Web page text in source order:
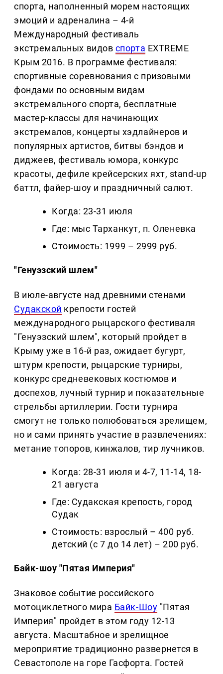
спорта, наполненный морем настоящих
эмоций и адреналина – 4-й
Международный фестиваль
экстремальных видов спорта EXTREME
Крым 2016. В программе фестиваля:
спортивные соревнования с призовыми
фондами по основным видам
экстремального спорта, бесплатные
мастер-классы для начинающих
экстремалов, концерты хэдлайнеров и
популярных артистов, битвы бэндов и
диджеев, фестиваль юмора, конкурс
красоты, дефиле крейсерских яхт, stand-up
баттл, файер-шоу и праздничный салют.
Когда: 23-31 июля
Где: мыс Тарханкут, п. Оленевка
Стоимость: 1999 – 2999 руб.
"Генуэзский шлем"
В июле-августе над древними стенами
Судакской крепости гостей
международного рыцарского фестиваля
"Генуэзский шлем", который пройдет в
Крыму уже в 16-й раз, ожидает бугурт,
штурм крепости, рыцарские турниры,
конкурс средневековых костюмов и
доспехов, лучный турнир и показательные
стрельбы артиллерии. Гости турнира
смогут не только полюбоваться зрелищем,
но и сами принять участие в развлечениях:
метание топоров, кинжалов, тир лучников.
Когда: 28-31 июля и 4-7, 11-14, 18-
21 августа
Где: Судакская крепость, город
Судак
Стоимость: взрослый – 400 руб.
детский (с 7 до 14 лет) – 200 руб.
Байк-шоу "Пятая Империя"
Знаковое событие российского
мотоциклетного мира Байк-Шоу "Пятая
Империя" пройдет в этом году 12-13
августа. Масштабное и зрелищное
мероприятие традиционно развернется в
Севастополе на горе Гасфорта. Гостей